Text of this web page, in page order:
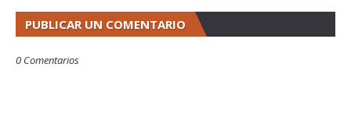
PUBLICAR UN COMENTARIO
0 Comentarios